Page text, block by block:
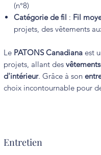
(n°8)
Catégorie de fil : Fil
projets, des vêtements
Le PATONS Canadiana est
projets, allant des vêtements
d'intérieur. Grâce à son
choix incontournable pour
Entretien